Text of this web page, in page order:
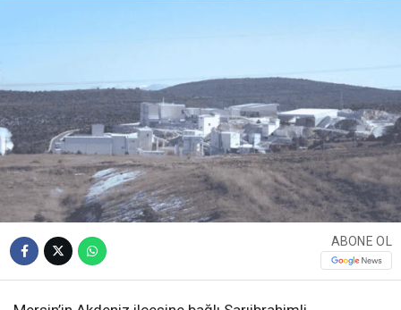
ABONE OL